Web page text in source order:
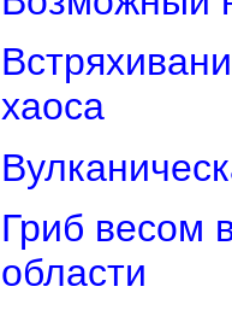
хаоса
Гриб весом
области